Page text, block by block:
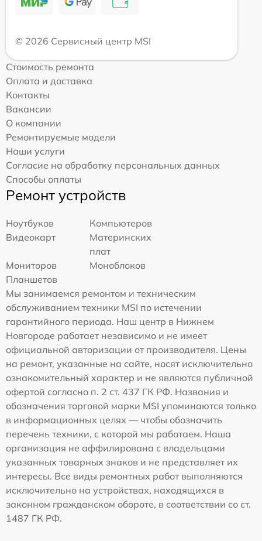
© 2026 Сервисный центр MSI
Стоимость ремонта
Оплата и доставка
Контакты
Вакансии
О компании
Ремонтируемые модели
Наши услуги
Согласие на обработку персональных данных
Способы оплаты
Ремонт устройств
Ноутбуков
Компьютеров
Видеокарт
Материнских
плат
Мониторов
Моноблоков
Планшетов
Мы занимаемся ремонтом и техническим
обслуживанием техники MSI по истечении
гарантийного периода. Наш центр в Нижнем
Новгороде работает независимо и не имеет
официальной авторизации от производителя. Цены
на ремонт, указанные на сайте, носят исключительно
ознакомительный характер и не являются публичной
офертой согласно п. 2 ст. 437 ГК РФ. Названия и
обозначения торговой марки MSI упоминаются только
в информационных целях — чтобы обозначить
перечень техники, с которой мы работаем. Наша
организация не аффилирована с владельцами
указанных товарных знаков и не представляет их
интересы. Все виды ремонтных работ выполняются
исключительно на устройствах, находящихся в
законном гражданском обороте, в соответствии со ст.
1487 ГК РФ.